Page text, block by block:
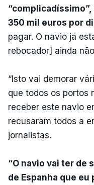
350 mil euros por
pagar. O navio já
rebocador] ainda
“Isto vai demorar
que todos os portos
receber este navio
recusaram todos a
jornalistas.
“O navio vai ter de
de Espanha que